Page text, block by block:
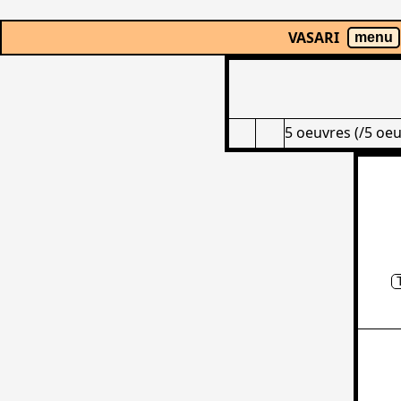
VASARI menu
5 oeuvres (/5